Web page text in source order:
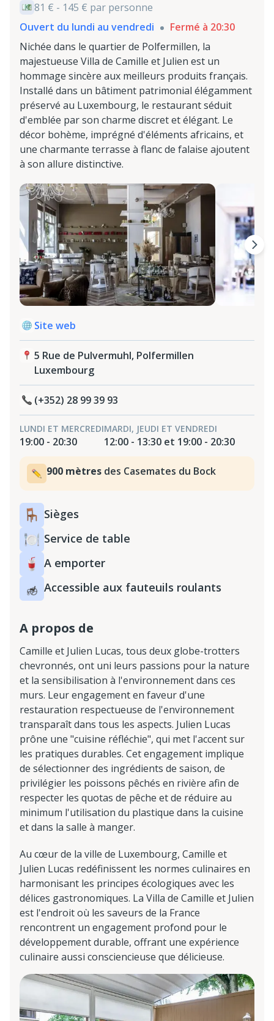
81 € - 145 € par personne
Ouvert du lundi au vendredi
Fermé à 20:30
Nichée dans le quartier de Polfermillen, la
majestueuse Villa de Camille et Julien est un
hommage sincère aux meilleurs produits français.
Installé dans un bâtiment patrimonial élégamment
préservé au Luxembourg, le restaurant séduit
d'emblée par son charme discret et élégant. Le
décor bohème, imprégné d'éléments africains, et
une charmante terrasse à flanc de falaise ajoutent
à son allure distinctive.
Site web
5 Rue de Pulvermuhl, Polfermillen
Luxembourg
(+352) 28 99 39 93
LUNDI ET MERCREDI
19:00 - 20:30
MARDI, JEUDI ET VENDREDI
12:00 - 13:30 et 19:00 - 20:30
900 mètres des Casemates du Bock
Sièges
Service de table
A emporter
Accessible aux fauteuils roulants
A propos de
Camille et Julien Lucas, tous deux globe-trotters
chevronnés, ont uni leurs passions pour la nature
et la sensibilisation à l'environnement dans ces
murs. Leur engagement en faveur d'une
restauration respectueuse de l'environnement
transparaît dans tous les aspects. Julien Lucas
prône une "cuisine réfléchie", qui met l'accent sur
les pratiques durables. Cet engagement implique
de sélectionner des ingrédients de saison, de
privilégier les poissons pêchés en rivière afin de
respecter les quotas de pêche et de réduire au
minimum l'utilisation du plastique dans la cuisine
et dans la salle à manger.
Au cœur de la ville de Luxembourg, Camille et
Julien Lucas redéfinissent les normes culinaires en
harmonisant les principes écologiques avec les
délices gastronomiques. La Villa de Camille et Julien
est l'endroit où les saveurs de la France
rencontrent un engagement profond pour le
développement durable, offrant une expérience
culinaire aussi consciencieuse que délicieuse.